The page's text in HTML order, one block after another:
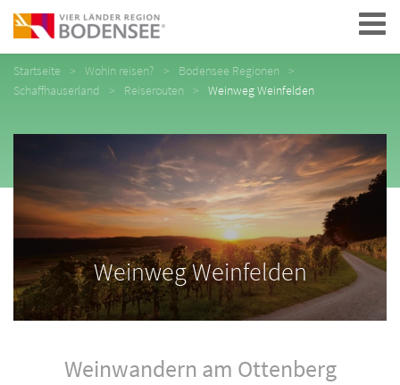
Navigation
Startseite Wohin reisen?
Bodensee Regionen
Schaffhauserland
Reiserouten Weinweg Weinfelden
Weinweg Weinfelden
Weinwandern am Ottenberg